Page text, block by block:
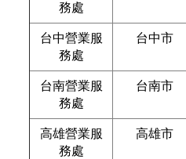
務處
台中營業服
務處
台中市
台南營業服
務處
台南市
高雄營業服
務處
高雄市